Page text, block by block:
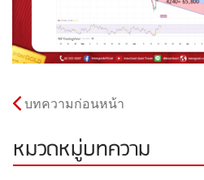
บทความก่อนหน้า
หมวดหมู่บทความ